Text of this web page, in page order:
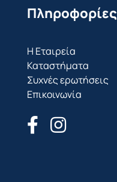
Πληροφορίες
Η Εταιρεία
Καταστήματα
Συχνές ερωτήσεις
Επικοινωνία